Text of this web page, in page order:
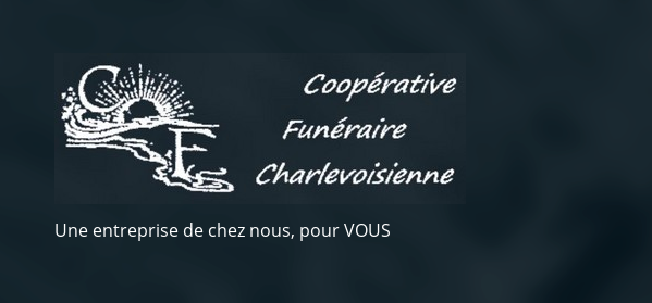
Une entreprise de chez nous, pour VOUS